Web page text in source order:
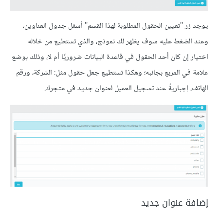
يوجد زر "تعيين الحقول المطلوبة لهذا القسم" أسفل جدول العناوين،
وعند الضغط عليه سوف يظهر لك نموذج، والذي تستطيع من خلاله
اختيار إن كان أحد الحقول في قاعدة البيانات ضروريًا أم لا، وذلك بوضع
علامة في المربع بجانبه؛ وهكذا تستطيع جعل حقول مثل: الشركة، ورقم
الهاتف، إجباريةً عند تسجيل العميل لعنوان جديد في متجرك.
إضافة عنوان جديد